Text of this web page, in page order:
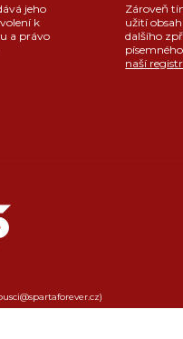
jeho
k
a právo
Zároveň
užití
dalšího
naší